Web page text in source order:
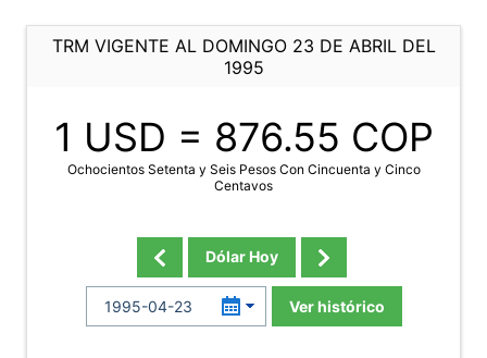
TRM VIGENTE AL DOMINGO 23 DE ABRIL DEL
1995
1 USD = 876.55 COP
Ochocientos Setenta y Seis Pesos Con Cincuenta y Cinco
Centavos
Dólar Hoy
Ver histórico